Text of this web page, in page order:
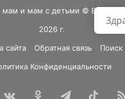
мам и мам с детьми © Все
2026 г.
сайта Обратная связь
Поиск
Конфиденциальности
vk.comОдноклассники
TelegramTikTok